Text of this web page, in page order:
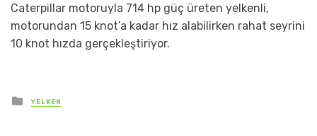
Caterpillar motoruyla 714 hp güç üreten yelkenli,
motorundan 15 knot’a kadar hız alabilirken rahat seyrini
10 knot hızda gerçekleştiriyor.
Posted
in
YELKEN